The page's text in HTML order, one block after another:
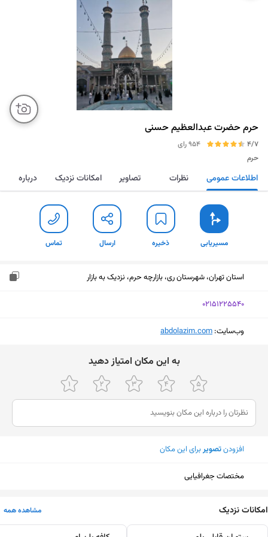
حرم حضرت عبدالعظیم حسنی
4/7
954 رای
حرم
مسیریابی ذخیره ارسال تماس اطلاعات عمومی نظرات تصاویر امکانات نزدیک درباره
مسیریابی ذخیره ارسال تماس
استان تهران، شهرستان ری، بازارچه حرم، نزدیک به بازار
‎02151225540
وب‌سایت: ‎abdolazim.com
ﺑﻪ اﯾﻦ ﻣﮑﺎن اﻣﺘﯿﺎز دﻫﯿﺪ
افزودنتصویربرای این مکان
مختصات جغرافیایی
امکانات نزدیک مشاهده همهنمایش نقشه